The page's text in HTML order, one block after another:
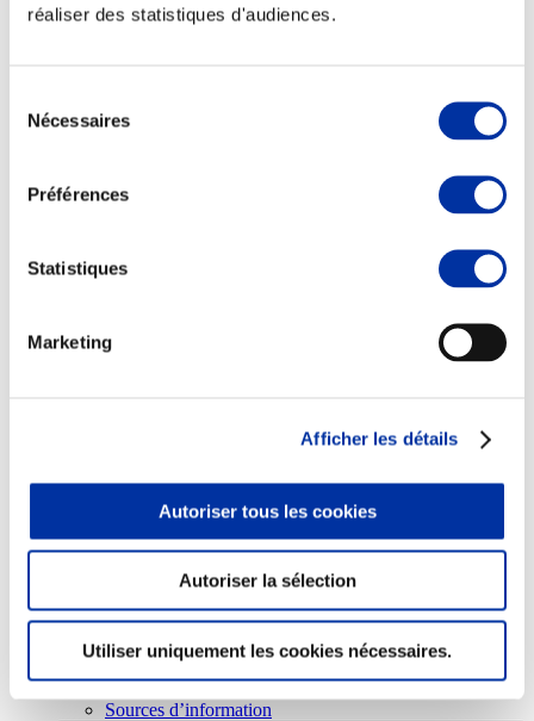
réaliser des statistiques d'audiences.
Nécessaires
Préférences
Statistiques
Marketing
Afficher les détails
Autoriser tous les cookies
Autoriser la sélection
Utiliser uniquement les cookies nécessaires.
Partenaire Climat
Sécurité sanitaire
Viandes et santé
Juste rémunération et attractivité des métiers
Info-veille scientifique
Sources d’information